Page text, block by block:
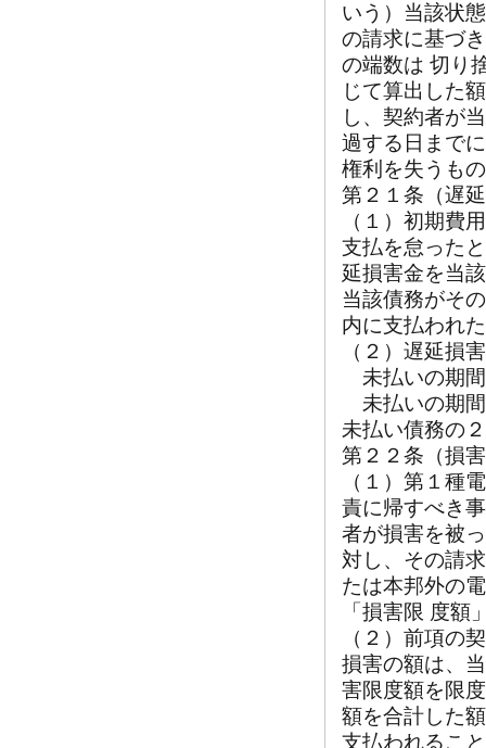
いう）当該状
の請求に基づ
の端数は 切り
じて算出した
し、契約者が
過する日まで
権利を失うも
第２１条（遅
（１）初期費
支払を怠った
延損害金を当
当該債務がそ
内に支払われ
（２）遅延損
未払いの期間
未払いの期間
未払い債務の
第２２条（損
（１）第１種
責に帰すべき
者が損害を被
対し、その請
たは本邦外の
「損害限 度
（２）前項の
損害の額は、
害限度額を限
額を合計した
支払われるこ